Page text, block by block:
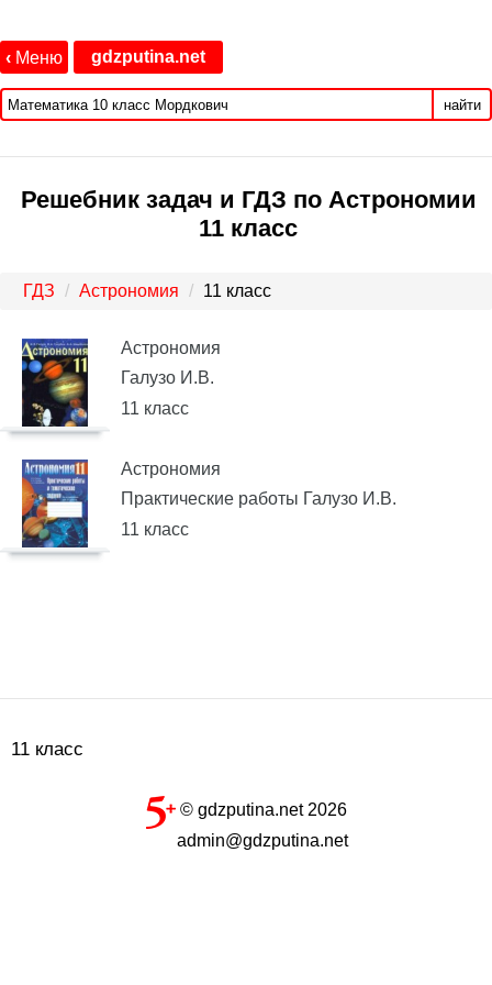
‹ Меню gdzputina.net
найти
Решебник задач и ГДЗ по Астрономии
11 класс
ГДЗ Астрономия 11 класс
Астрономия
Галузо И.В.
11 класс
Астрономия
Практические работы Галузо И.В.
11 класс
11 класс
© gdzputina.net 2026
admin@gdzputina.net